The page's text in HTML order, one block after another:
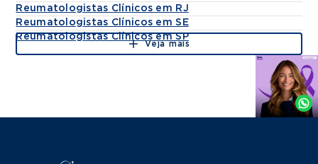
Reumatologistas Clínicos em RJ
Reumatologistas Clínicos em SE
Reumatologistas Clínicos em SP
Veja mais
Agende
Whatsapp